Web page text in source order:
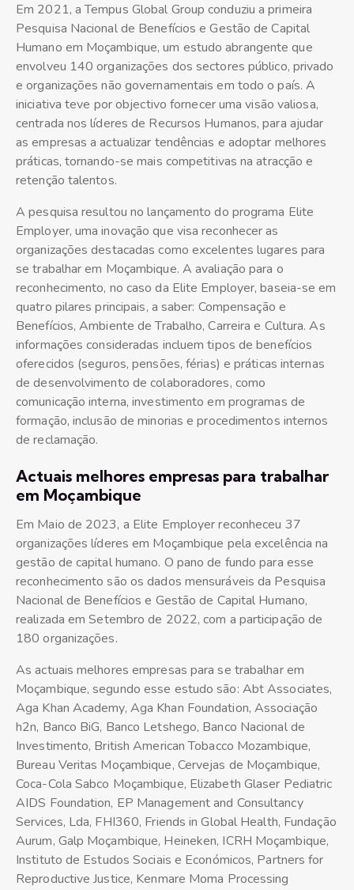
Em 2021, a Tempus Global Group conduziu a primeira
Pesquisa Nacional de Benefícios e Gestão de Capital
Humano em Moçambique, um estudo abrangente que
envolveu 140 organizações dos sectores público, privado
e organizações não governamentais em todo o país. A
iniciativa teve por objectivo fornecer uma visão valiosa,
centrada nos líderes de Recursos Humanos, para ajudar
as empresas a actualizar tendências e adoptar melhores
práticas, tornando-se mais competitivas na atracção e
retenção talentos.
A pesquisa resultou no lançamento do programa Elite
Employer, uma inovação que visa reconhecer as
organizações destacadas como excelentes lugares para
se trabalhar em Moçambique. A avaliação para o
reconhecimento, no caso da Elite Employer, baseia-se em
quatro pilares principais, a saber: Compensação e
Benefícios, Ambiente de Trabalho, Carreira e Cultura. As
informações consideradas incluem tipos de benefícios
oferecidos (seguros, pensões, férias) e práticas internas
de desenvolvimento de colaboradores, como
comunicação interna, investimento em programas de
formação, inclusão de minorias e procedimentos internos
de reclamação.
Actuais melhores empresas para trabalhar
em Moçambique
Em Maio de 2023, a Elite Employer reconheceu 37
organizações líderes em Moçambique pela excelência na
gestão de capital humano. O pano de fundo para esse
reconhecimento são os dados mensuráveis da Pesquisa
Nacional de Benefícios e Gestão de Capital Humano,
realizada em Setembro de 2022, com a participação de
180 organizações.
As actuais melhores empresas para se trabalhar em
Moçambique, segundo esse estudo são: Abt Associates,
Aga Khan Academy, Aga Khan Foundation, Associação
h2n, Banco BiG, Banco Letshego, Banco Nacional de
Investimento, British American Tobacco Mozambique,
Bureau Veritas Moçambique, Cervejas de Moçambique,
Coca-Cola Sabco Moçambique, Elizabeth Glaser Pediatric
AIDS Foundation, EP Management and Consultancy
Services, Lda, FHI360, Friends in Global Health, Fundação
Aurum, Galp Moçambique, Heineken, ICRH Moçambique,
Instituto de Estudos Sociais e Económicos, Partners for
Reproductive Justice, Kenmare Moma Processing